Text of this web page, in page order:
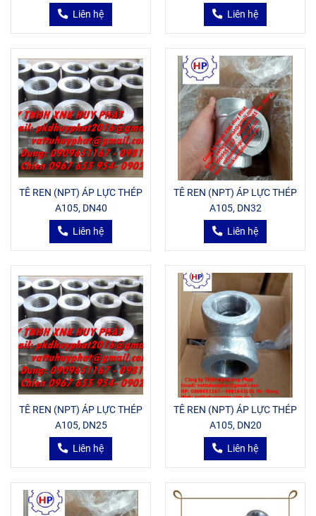
LỰC THÉP A105, DN15
Liên hệ
Liên hệ
TÊ REN (NPT) ÁP LỰC THÉP
A105, DN40
Liên hệ
TÊ REN (NPT) ÁP LỰC THÉP
A105, DN32
Liên hệ
TÊ REN (NPT) ÁP LỰC THÉP
A105, DN25
Liên hệ
TÊ REN (NPT) ÁP LỰC THÉP
A105, DN20
Liên hệ